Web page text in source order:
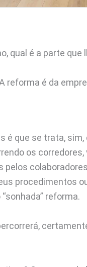
qual é a parte que
reforma é da
é que se trata,
os
procedimentos
reforma.